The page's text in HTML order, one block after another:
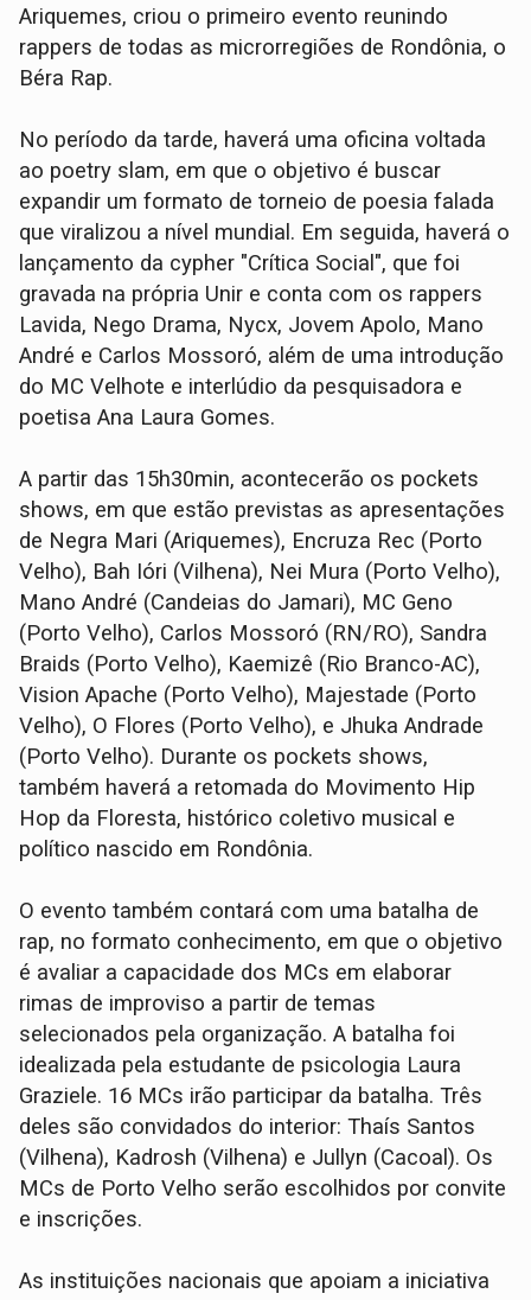
Ariquemes, criou o primeiro evento reunindo
rappers de todas as microrregiões de Rondônia, o
Béra Rap.
No período da tarde, haverá uma oficina voltada
ao poetry slam, em que o objetivo é buscar
expandir um formato de torneio de poesia falada
que viralizou a nível mundial. Em seguida, haverá o
lançamento da cypher "Crítica Social", que foi
gravada na própria Unir e conta com os rappers
Lavida, Nego Drama, Nycx, Jovem Apolo, Mano
André e Carlos Mossoró, além de uma introdução
do MC Velhote e interlúdio da pesquisadora e
poetisa Ana Laura Gomes.
A partir das 15h30min, acontecerão os pockets
shows, em que estão previstas as apresentações
de Negra Mari (Ariquemes), Encruza Rec (Porto
Velho), Bah Ióri (Vilhena), Nei Mura (Porto Velho),
Mano André (Candeias do Jamari), MC Geno
(Porto Velho), Carlos Mossoró (RN/RO), Sandra
Braids (Porto Velho), Kaemizê (Rio Branco-AC),
Vision Apache (Porto Velho), Majestade (Porto
Velho), O Flores (Porto Velho), e Jhuka Andrade
(Porto Velho). Durante os pockets shows,
também haverá a retomada do Movimento Hip
Hop da Floresta, histórico coletivo musical e
político nascido em Rondônia.
O evento também contará com uma batalha de
rap, no formato conhecimento, em que o objetivo
é avaliar a capacidade dos MCs em elaborar
rimas de improviso a partir de temas
selecionados pela organização. A batalha foi
idealizada pela estudante de psicologia Laura
Graziele. 16 MCs irão participar da batalha. Três
deles são convidados do interior: Thaís Santos
(Vilhena), Kadrosh (Vilhena) e Jullyn (Cacoal). Os
MCs de Porto Velho serão escolhidos por convite
e inscrições.
As instituições nacionais que apoiam a iniciativa